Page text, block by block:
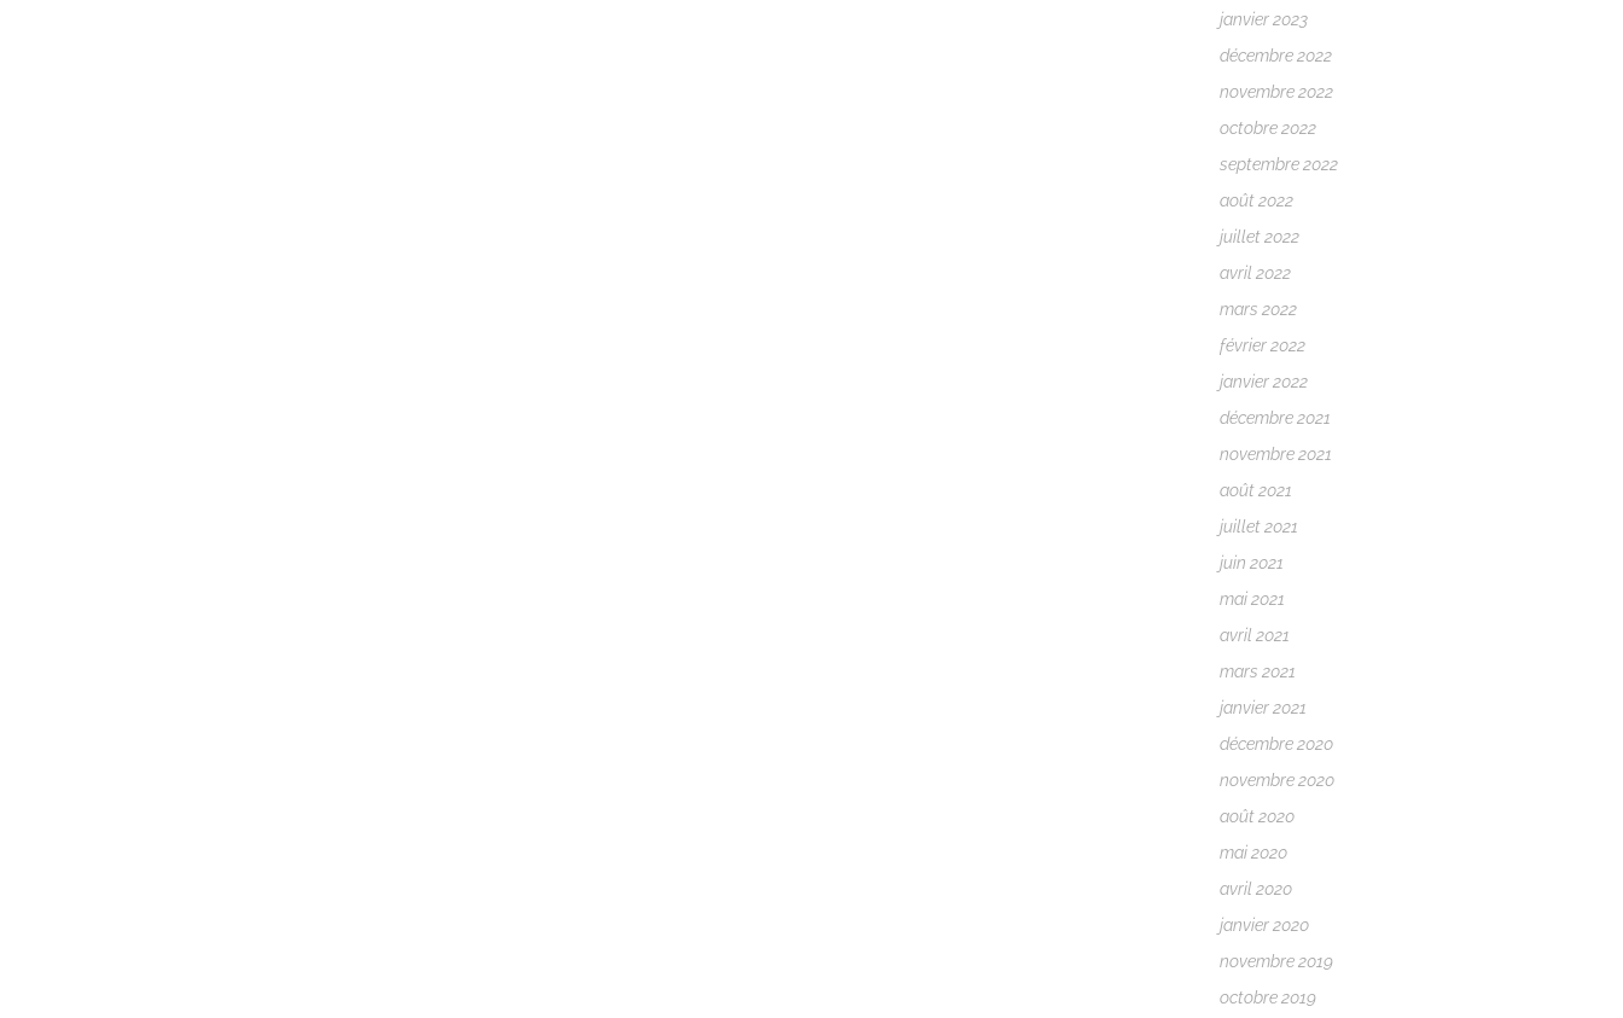
janvier 2023
décembre 2022
novembre 2022
octobre 2022
septembre 2022
août 2022
juillet 2022
avril 2022
mars 2022
février 2022
janvier 2022
décembre 2021
novembre 2021
août 2021
juillet 2021
juin 2021
mai 2021
avril 2021
mars 2021
janvier 2021
décembre 2020
novembre 2020
août 2020
mai 2020
avril 2020
janvier 2020
novembre 2019
octobre 2019